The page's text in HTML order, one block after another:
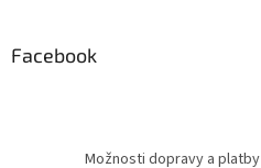
Facebook
Možnosti dopravy a platby